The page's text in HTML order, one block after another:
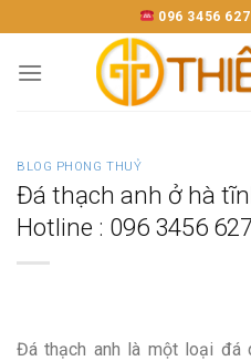
to
content
096 3456
BLOG PHONG THUỶ
Đá thạch anh ở hà
Hotline : 096 3456 627
Đá thạch anh là một loại đá